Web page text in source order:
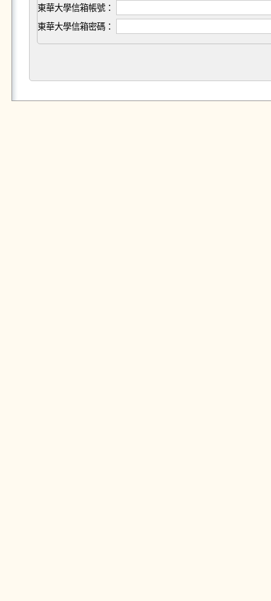
東華大學信箱帳號：
東華大學信箱密碼：